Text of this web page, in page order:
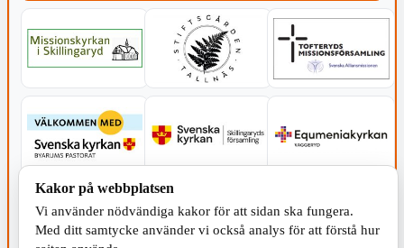
Kakor på webbplatsen
Vi använder nödvändiga kakor för att sidan ska fungera.
Med ditt samtycke använder vi också analys för att förstå hur